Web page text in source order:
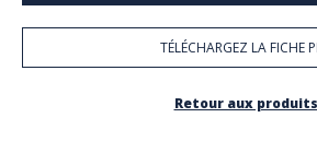
TÉLÉCHARGEZ LA FICHE
Retour aux produits